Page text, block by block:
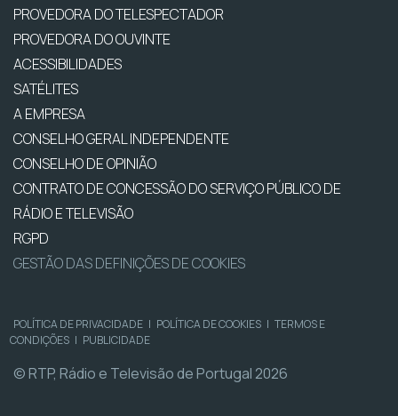
PROVEDORA DO TELESPECTADOR
PROVEDORA DO OUVINTE
ACESSIBILIDADES
SATÉLITES
A EMPRESA
CONSELHO GERAL INDEPENDENTE
CONSELHO DE OPINIÃO
CONTRATO DE CONCESSÃO DO SERVIÇO PÚBLICO DE
RÁDIO E TELEVISÃO
RGPD
GESTÃO DAS DEFINIÇÕES DE COOKIES
POLÍTICA DE PRIVACIDADE | POLÍTICA DE COOKIES | TERMOS E
CONDIÇÕES | PUBLICIDADE
© RTP, Rádio e Televisão de Portugal 2026